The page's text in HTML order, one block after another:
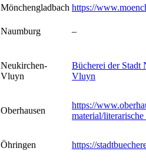
Mönchengladbach https://
Naumburg –
Neukirchen-
Vluyn
Bücherei der Stadt
Vluyn
Oberhausen
https://
material/
Öhringen https://